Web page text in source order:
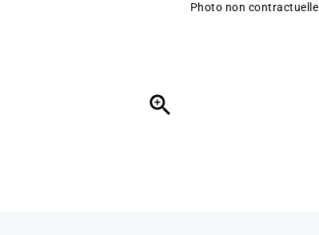

Photo non contractuelle